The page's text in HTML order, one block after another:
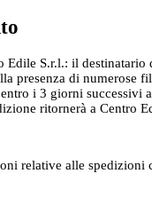
Edile S.r.l.: il
presenza di numerose
i 3 giorni successivi
ritornerà a Centro
relative alle